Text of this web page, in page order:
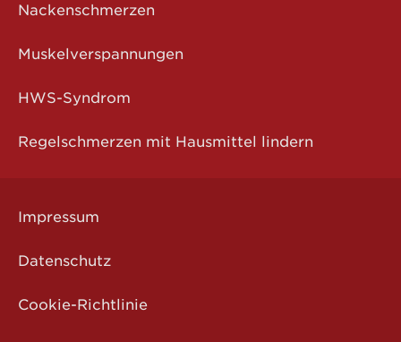
Nackenschmerzen
Muskelverspannungen
HWS-Syndrom
Regelschmerzen mit Hausmittel lindern
Impressum
Datenschutz
Cookie-Richtlinie